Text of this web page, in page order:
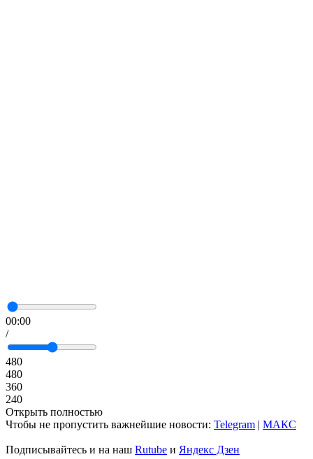
00:00
/
480
480
360
240
Открыть полностью
Чтобы не пропустить важнейшие новости: Telegram | MAКС
Подписывайтесь и на наш Rutube и Яндекс Дзен